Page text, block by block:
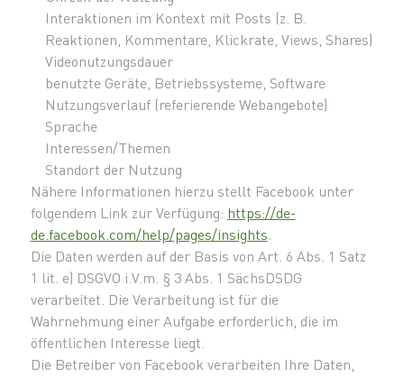
Interaktionen im Kontext mit Posts (z. B.
Reaktionen, Kommentare, Klickrate, Views, Shares)
Videonutzungsdauer
benutzte Geräte, Betriebssysteme, Software
Nutzungsverlauf (referierende Webangebote)
Sprache
Interessen/Themen
Standort der Nutzung
Nähere Informationen hierzu stellt Facebook unter
folgendem Link zur Verfügung: https://de-
de.facebook.com/help/pages/insights
Die Daten werden auf der Basis von Art. 6 Abs. 1 Satz
1 lit. e) DSGVO i.V.m. § 3 Abs. 1 SächsDSDG
verarbeitet. Die Verarbeitung ist für die
Wahrnehmung einer Aufgabe erforderlich, die im
öffentlichen Interesse liegt.
Die Betreiber von Facebook verarbeiten Ihre Daten,